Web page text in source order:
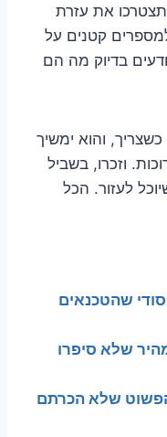
את עזרת
קטנים על
בדיוק מה הם
והוא ימשיך
וזכרו, בשביל
לעזור. הכל
הסודי שהטכנאים
שלא סיפרו
הפתרון הפשוט שלא הכרתם